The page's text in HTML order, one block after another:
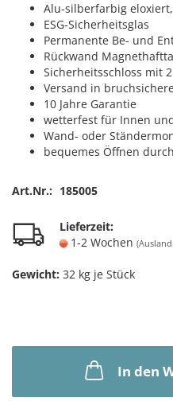
Alu-silberfarbig
ESG-Sicherheitsglas
Permanente Be- und
Rückwand
Sicherheitsschloss mit
Versand in
10 Jahre Garantie
wetterfest für Innen
Wand- oder
bequemes Öffnen
Art.Nr.: 185005
Lieferzeit:
1-2 Wochen
Gewicht: 32 kg je Stück
In den